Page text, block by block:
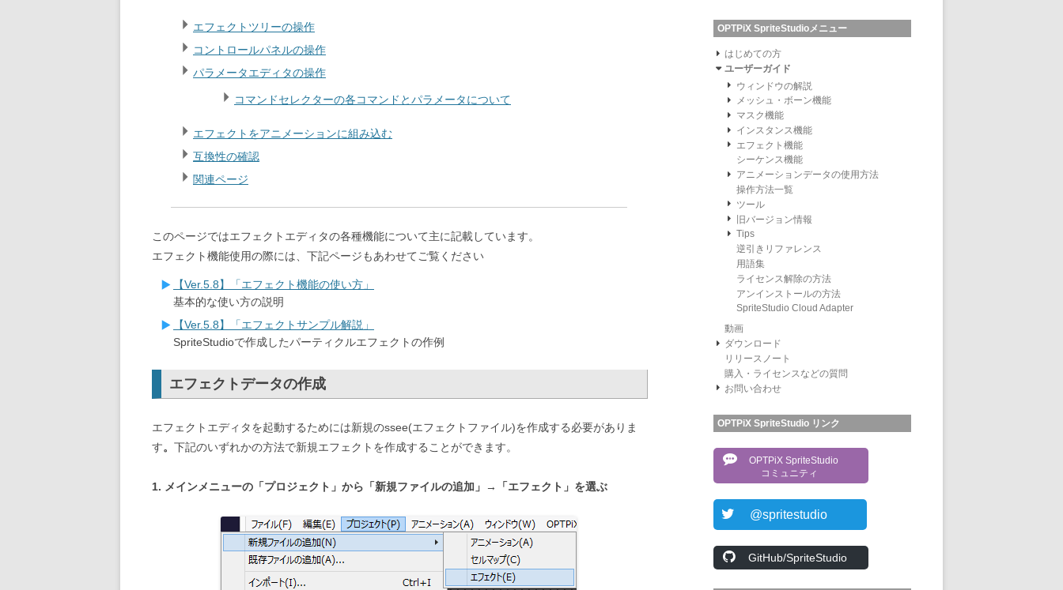
エフェクトツリーの操作
コントロールパネルの操作
パラメータエディタの操作
コマンドセレクターの各コマンドとパラメータについて
エフェクトをアニメーションに組み込む
互換性の確認
関連ページ
このページではエフェクトエディタの各種機能について主に記載しています。
エフェクト機能使用の際には、下記ページもあわせてご覧ください
【Ver.5.8】「エフェクト機能の使い方」
基本的な使い方の説明
【Ver.5.8】「エフェクトサンプル解説」
SpriteStudioで作成したパーティクルエフェクトの作例
エフェクトデータの作成
エフェクトエディタを起動するためには新規のssee(エフェクトファイル)を作成する必要がありま
す。 下記のいずれかの方法で新規エフェクトを作成することができます。
1. メインメニューの「プロジェクト」から「新規ファイルの追加」→「エフェクト」を選ぶ
OPTPiX SpriteStudioメニュー
はじめての方
ユーザーガイド
ウィンドウの解説
メッシュ・ボーン機能
マスク機能
インスタンス機能
エフェクト機能
シーケンス機能
アニメーションデータの使用方法
操作方法一覧
ツール
旧バージョン情報
Tips
逆引きリファレンス
用語集
ライセンス解除の方法
アンインストールの方法
SpriteStudio Cloud Adapter
動画
ダウンロード
リリースノート
購入・ライセンスなどの質問
お問い合わせ
OPTPiX SpriteStudio リンク
OPTPiX SpriteStudio
コミュニティ
@spritestudio
GitHub/SpriteStudio